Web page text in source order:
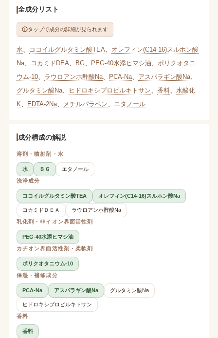
全成分リスト
タップで成分の詳細が見られます
水 ココイルグルタミン酸TEA
オレフィン(C14-16)スルホン酸
Na、 コカミドDEA BG、 PEG-40水添ヒマシ油
ポリクオタニ
ウム-10、 ラウロアンホ酢酸Na、 PCA-Na、 アスパラギン酸Na、
グルタミン酸Na、 ヒドロキシプロピルキトサン 香料、 水酸化
K
EDTA-2Na、 メチルパラベン エタノール
成分構成の解説
溶剤・噴射剤・水
水 ＢＧ
エタノール
洗浄成分
ココイルグルタミン酸TEA オレフィン(C14-16)スルホン酸Na
コカミドＤＥＡ
ラウロアンホ酢酸Na
乳化剤・非イオン界面活性剤
PEG-40水添ヒマシ油
カチオン界面活性剤・柔軟剤
ポリクオタニウム-10
保湿・補修成分
PCA-Na アスパラギン酸Na グルタミン酸Na
ヒドロキシプロピルキトサン
香料
香料